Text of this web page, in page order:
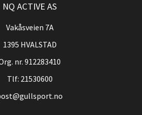
NQ ACTIVE AS
Vakåsveien 7A
1395 HVALSTAD
nr. 912283410
Tlf: 21530600